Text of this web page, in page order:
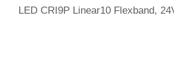
LED CRI9P Linear10 Flexband,